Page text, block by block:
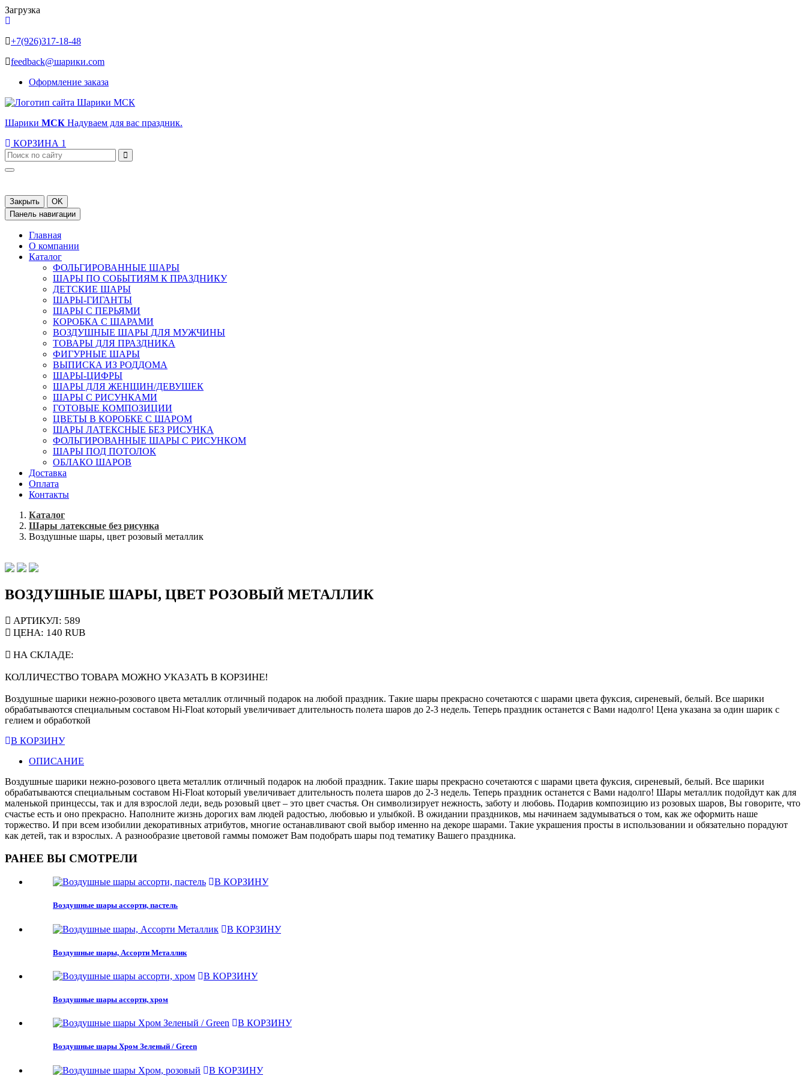
Загрузка
+7(926)317-18-48
feedback@шарики.com
Оформление заказа
Шарики МСК Надуваем для вас праздник.
КОРЗИНА 1
Закрыть
OK
Панель навигации
Главная
О компании
Каталог
ФОЛЬГИРОВАННЫЕ ШАРЫ
ШАРЫ ПО СОБЫТИЯМ К ПРАЗДНИКУ
ДЕТСКИЕ ШАРЫ
ШАРЫ-ГИГАНТЫ
ШАРЫ С ПЕРЬЯМИ
КОРОБКА С ШАРАМИ
ВОЗДУШНЫЕ ШАРЫ ДЛЯ МУЖЧИНЫ
ТОВАРЫ ДЛЯ ПРАЗДНИКА
ФИГУРНЫЕ ШАРЫ
ВЫПИСКА ИЗ РОДДОМА
ШАРЫ-ЦИФРЫ
ШАРЫ ДЛЯ ЖЕНЩИН/ДЕВУШЕК
ШАРЫ С РИСУНКАМИ
ГОТОВЫЕ КОМПОЗИЦИИ
ЦВЕТЫ В КОРОБКЕ С ШАРОМ
ШАРЫ ЛАТЕКСНЫЕ БЕЗ РИСУНКА
ФОЛЬГИРОВАННЫЕ ШАРЫ С РИСУНКОМ
ШАРЫ ПОД ПОТОЛОК
ОБЛАКО ШАРОВ
Доставка
Оплата
Контакты
Каталог
Шары латексные без рисунка
Воздушные шары, цвет розовый металлик
ВОЗДУШНЫЕ ШАРЫ, ЦВЕТ РОЗОВЫЙ МЕТАЛЛИК
АРТИКУЛ: 589
ЦЕНА: 140 RUB
НА СКЛАДЕ:
КОЛЛИЧЕСТВО ТОВАРА МОЖНО УКАЗАТЬ В КОРЗИНЕ!
Воздушные шарики нежно-розового цвета металлик отличный подарок на любой праздник. Такие шары прекрасно сочетаются с шарами цвета фуксия, сиреневый, белый. Все шарики
обрабатываются специальным составом Hi-Float который увеличивает длительность полета шаров до 2-3 недель. Теперь праздник останется с Вами надолго! Цена указана за один шарик с
гелием и обработкой
В КОРЗИНУ
ОПИСАНИЕ
Воздушные шарики нежно-розового цвета металлик отличный подарок на любой праздник. Такие шары прекрасно сочетаются с шарами цвета фуксия, сиреневый, белый. Все шарики
обрабатываются специальным составом Hi-Float который увеличивает длительность полета шаров до 2-3 недель. Теперь праздник останется с Вами надолго! Шары металлик подойдут как для
маленькой принцессы, так и для взрослой леди, ведь розовый цвет – это цвет счастья. Он символизирует нежность, заботу и любовь. Подарив композицию из розовых шаров, Вы говорите, что
счастье есть и оно прекрасно. Наполните жизнь дорогих вам людей радостью, любовью и улыбкой. В ожидании праздников, мы начинаем задумываться о том, как же оформить наше
торжество. И при всем изобилии декоративных атрибутов, многие останавливают свой выбор именно на декоре шарами. Такие украшения просты в использовании и обязательно порадуют
как детей, так и взрослых. А разнообразие цветовой гаммы поможет Вам подобрать шары под тематику Вашего праздника.
РАНЕЕ ВЫ СМОТРЕЛИ
В КОРЗИНУ
Воздушные шары ассорти, пастель
В КОРЗИНУ
Воздушные шары, Ассорти Металлик
В КОРЗИНУ
Воздушные шары ассорти, хром
В КОРЗИНУ
Воздушные шары Хром Зеленый / Green
В КОРЗИНУ